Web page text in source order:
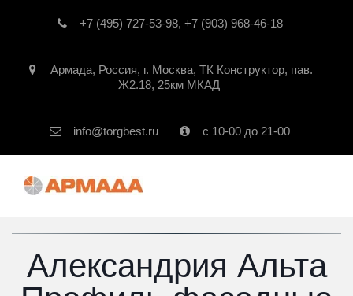
+7 (495) 727-53-98, +7 (903) 968-46-18
Армада, Россия, г. Москва, ТК Конструктор, пав.
Ж2.18, 25км МКАД
info@torgbest.ru с 10-00 до 21-00
Александрия Альта